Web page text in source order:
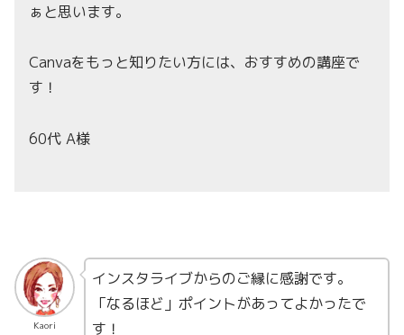
ぁと思います。
Canvaをもっと知りたい方には、おすすめの講座で
す！
60代 A様
Kaori
インスタライブからのご縁に感謝です。
「なるほど」ポイントがあってよかったで
す！